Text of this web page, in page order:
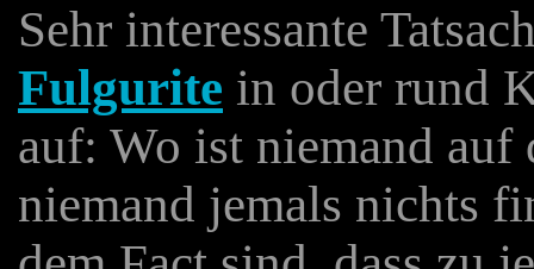
Sehr interessante
Fulgurite in oder rund
auf: Wo ist niemand auf
niemand jemals nichts